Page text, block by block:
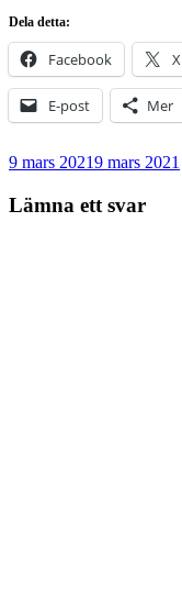
Dela detta:
Facebook X
E-post Mer
9 mars 20219 mars 2021
Lämna ett svar